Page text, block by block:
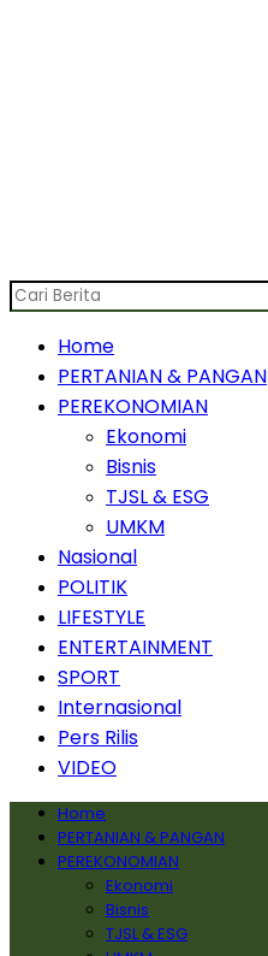
Home
PERTANIAN & PANGAN
PEREKONOMIAN
Ekonomi
Bisnis
TJSL & ESG
UMKM
Nasional
POLITIK
LIFESTYLE
ENTERTAINMENT
SPORT
Internasional
Pers Rilis
VIDEO
Home
PERTANIAN & PANGAN
PEREKONOMIAN
Ekonomi
Bisnis
TJSL & ESG